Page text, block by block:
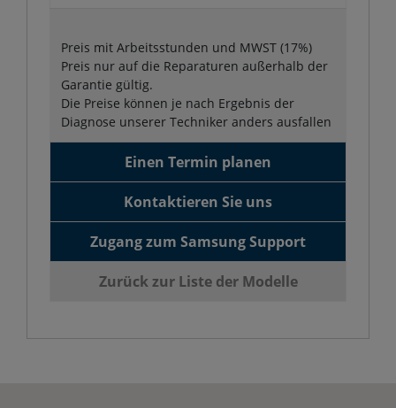
Preis mit Arbeitsstunden und MWST (17%)
Preis nur auf die Reparaturen außerhalb der
Garantie gültig.
Die Preise können je nach Ergebnis der
Diagnose unserer Techniker anders ausfallen
Einen Termin planen
Kontaktieren Sie uns
Zugang zum Samsung Support
Zurück zur Liste der Modelle